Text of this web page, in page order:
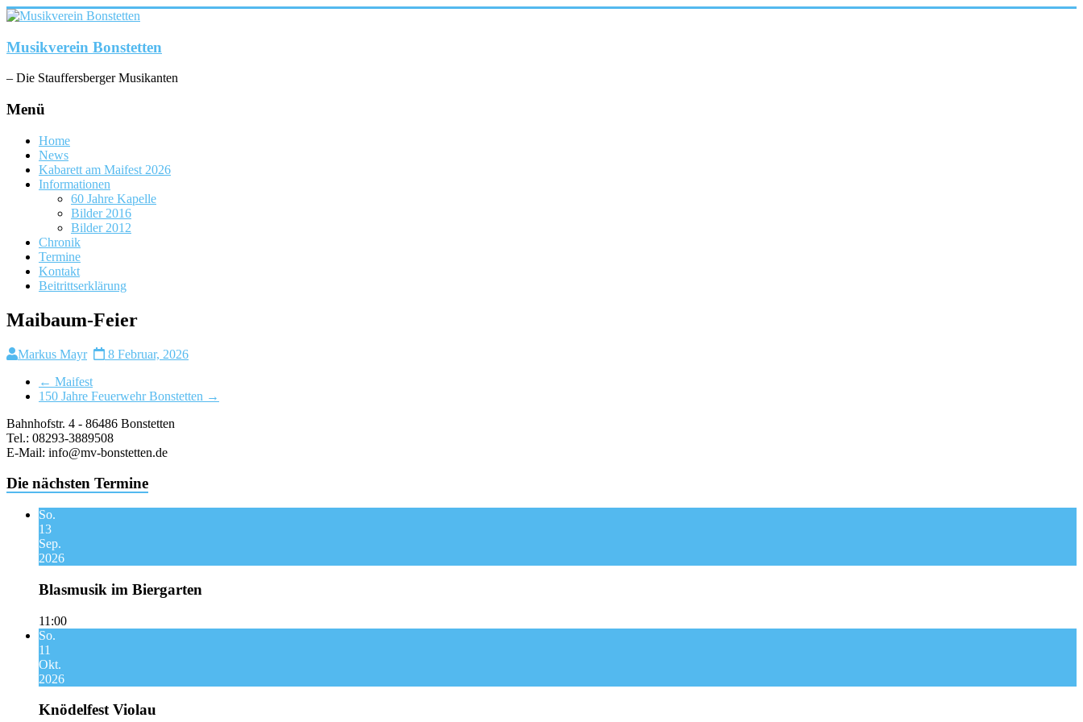
Zum
springen
Musikverein Bonstetten
– Die Stauffersberger Musikanten
Menü
Home
News
Kabarett am Maifest 2026
Informationen
60 Jahre Kapelle
Bilder 2016
Bilder 2012
Chronik
Termine
Kontakt
Beitrittserklärung
Maibaum-Feier
Markus Mayr
8 Februar, 2026
← Maifest
150 Jahre Feuerwehr Bonstetten →
Bahnhofstr. 4 - 86486 Bonstetten
Tel.: 08293-3889508
E-Mail: info@mv-bonstetten.de
Die nächsten Termine
So.
13
Sep.
2026
Blasmusik im Biergarten
11:00
So.
11
Okt.
2026
Knödelfest Violau